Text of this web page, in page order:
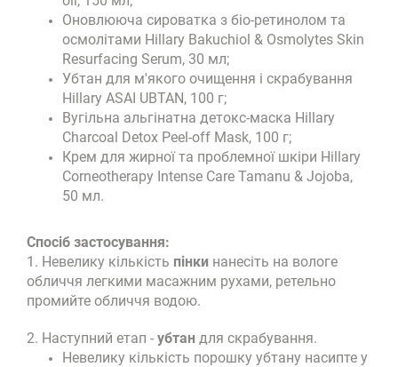
Оновлююча сироватка з біо-ретинолом та
осмолітами Hillary Bakuchiol & Osmolytes Skin
Resurfacing Serum, 30 мл;
Убтан для м'якого очищення і скрабування
Hillary ASAI UBTAN, 100 г;
Вугільна альгінатна детокс-маска Hillary
Charcoal Detox Peel-off Mask, 100 г;
Крем для жирної та проблемної шкіри Hillary
Corneotherapy Intense Сare Tamanu & Jojoba,
50 мл.
Спосіб застосування:
1. Невелику кількість пінки нанесіть на вологе
обличчя легкими масажним рухами, ретельно
промийте обличчя водою.
2. Наступний етап - убтан для скрабування.
Невелику кількість порошку убтану насипте у